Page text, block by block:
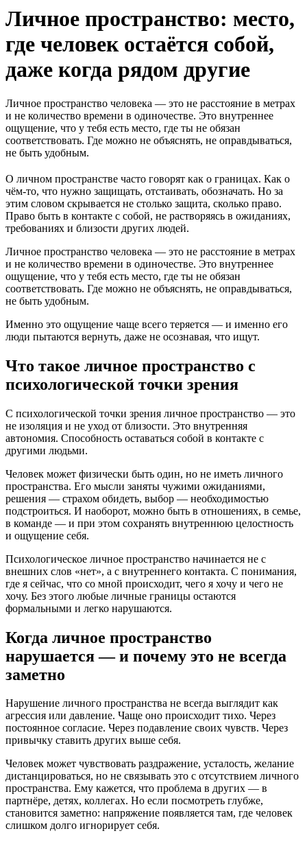
Личное пространство: место,
где человек остаётся собой,
даже когда рядом другие
Личное пространство человека — это не расстояние в метрах
и не количество времени в одиночестве. Это внутреннее
ощущение, что у тебя есть место, где ты не обязан
соответствовать. Где можно не объяснять, не оправдываться,
не быть удобным.
О личном пространстве часто говорят как о границах. Как о
чём-то, что нужно защищать, отстаивать, обозначать. Но за
этим словом скрывается не столько защита, сколько право.
Право быть в контакте с собой, не растворяясь в ожиданиях,
требованиях и близости других людей.
Личное пространство человека — это не расстояние в метрах
и не количество времени в одиночестве. Это внутреннее
ощущение, что у тебя есть место, где ты не обязан
соответствовать. Где можно не объяснять, не оправдываться,
не быть удобным.
Именно это ощущение чаще всего теряется — и именно его
люди пытаются вернуть, даже не осознавая, что ищут.
Что такое личное пространство с
психологической точки зрения
С психологической точки зрения личное пространство — это
не изоляция и не уход от близости. Это внутренняя
автономия. Способность оставаться собой в контакте с
другими людьми.
Человек может физически быть один, но не иметь личного
пространства. Его мысли заняты чужими ожиданиями,
решения — страхом обидеть, выбор — необходимостью
подстроиться. И наоборот, можно быть в отношениях, в семье,
в команде — и при этом сохранять внутреннюю целостность
и ощущение себя.
Психологическое личное пространство начинается не с
внешних слов «нет», а с внутреннего контакта. С понимания,
где я сейчас, что со мной происходит, чего я хочу и чего не
хочу. Без этого любые личные границы остаются
формальными и легко нарушаются.
Когда личное пространство
нарушается — и почему это не всегда
заметно
Нарушение личного пространства не всегда выглядит как
агрессия или давление. Чаще оно происходит тихо. Через
постоянное согласие. Через подавление своих чувств. Через
привычку ставить других выше себя.
Человек может чувствовать раздражение, усталость, желание
дистанцироваться, но не связывать это с отсутствием личного
пространства. Ему кажется, что проблема в других — в
партнёре, детях, коллегах. Но если посмотреть глубже,
становится заметно: напряжение появляется там, где человек
слишком долго игнорирует себя.